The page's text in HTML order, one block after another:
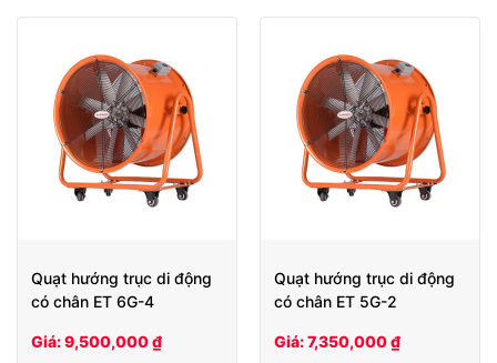
Quạt hướng trục di động
có chân ET 6G-4
Giá: 9,500,000 ₫
Quạt hướng trục di động
có chân ET 5G-2
Giá: 7,350,000 ₫